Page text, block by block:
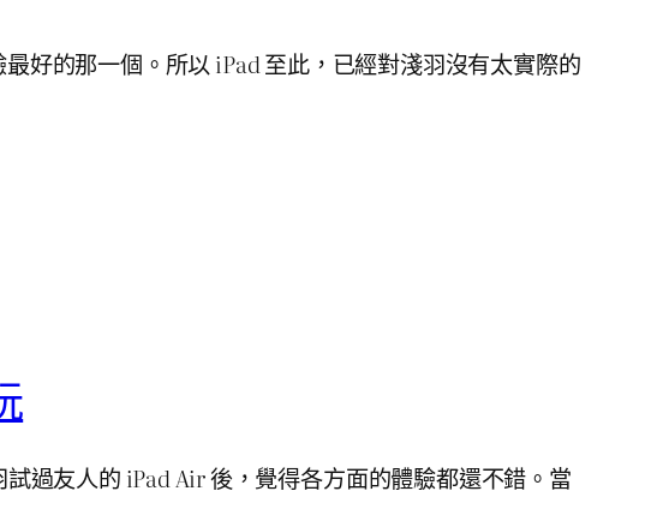
好的那一個。所以 iPad 至此，已經對淺羽沒有太實際的
過友人的 iPad Air 後，覺得各方面的體驗都還不錯。當